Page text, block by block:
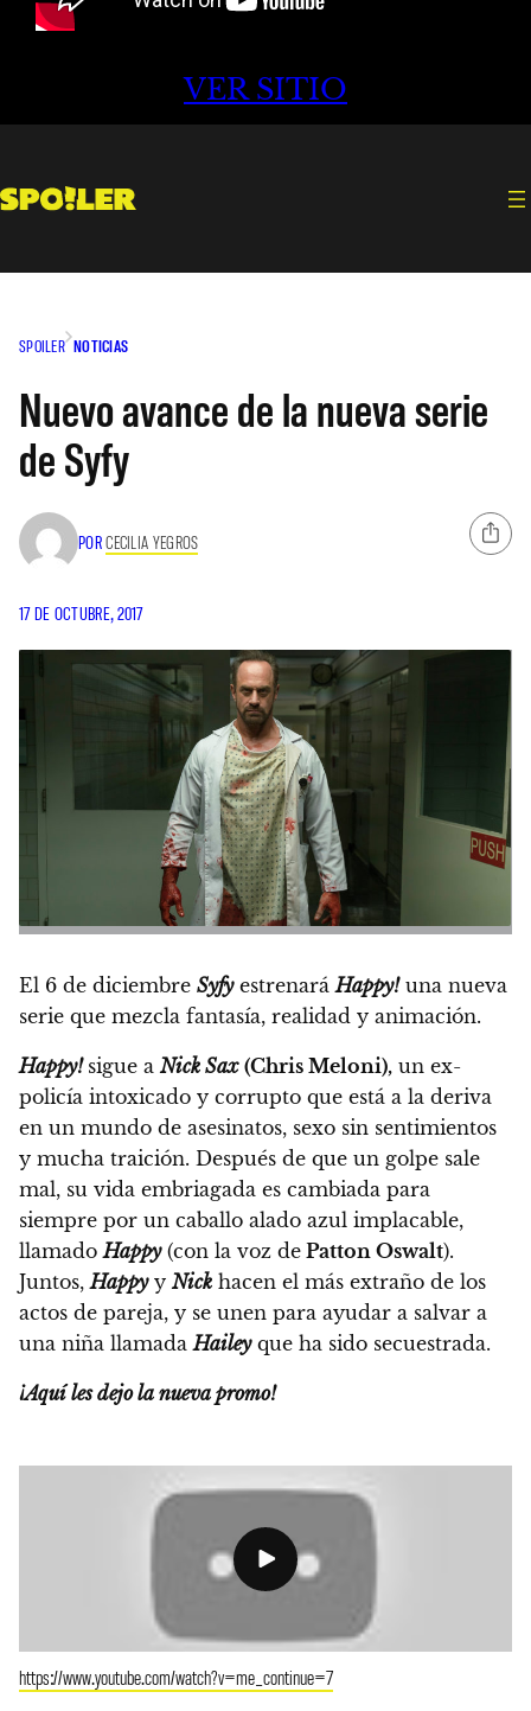
VER SITIO
SPOILER NOTICIAS
Nuevo avance de la nueva serie
de Syfy
PORCECILIA YEGROS
17 DE OCTUBRE, 2017
El 6 de diciembre SyfyestrenaráHappy!una nueva
serie que mezcla fantasía, realidad y animación.
Happy! sigue aNick Sax (Chris Meloni), un ex-
policía intoxicado y corrupto que está a la deriva
en un mundo de asesinatos, sexo sin sentimientos
y mucha traición. Después de que un golpe sale
mal, su vida embriagada es cambiada para
siempre por un caballo alado azul implacable,
llamadoHappy(con la voz de Patton Oswalt).
Juntos,HappyyNick hacen el más extraño de los
actos de pareja, y se unen para ayudar a salvar a
una niña llamadaHaileyque ha sido secuestrada.
¡Aquí les dejo la nueva promo!
https://www.youtube.com/watch?v=me_continue=7